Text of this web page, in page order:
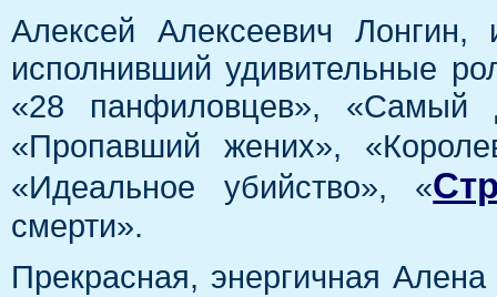
Алексей Алексеевич
исполнивший удивительные
«28 панфиловцев»,
«Пропавший жених»,
«Идеальное убийство», «
смерти».
Прекрасная, энергичная